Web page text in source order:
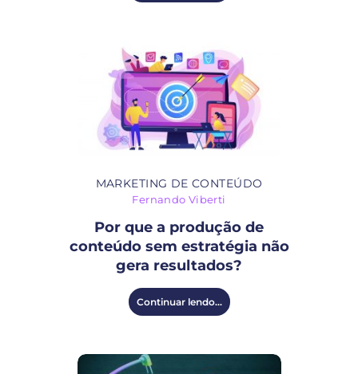
MARKETING DE CONTEÚDO
Fernando Viberti
Por que a produção de
conteúdo sem estratégia não
gera resultados?
Continuar lendo...